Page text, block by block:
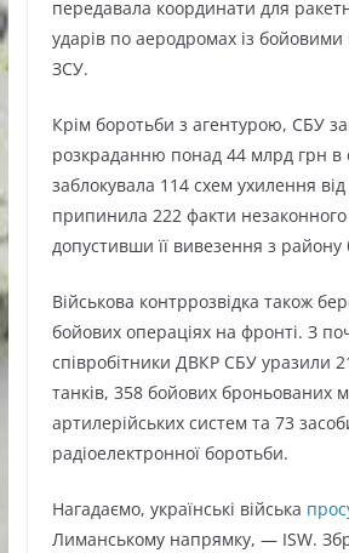
передавала координати для
ударів по аеродромах із бойовими
ЗСУ.
Крім боротьби з агентурою, СБУ
розкраданню понад 44 млрд грн в
заблокувала 114 схем ухилення від
припинила 222 факти незаконного
допустивши її вивезення з району
Військова контррозвідка також
бойових операціях на фронті. З
співробітники ДВКР СБУ уразили
танків, 358 бойових броньованих
артилерійських систем та 73
радіоелектронної боротьби.
Нагадаємо, українські війська
Лиманському напрямку, — ISW.